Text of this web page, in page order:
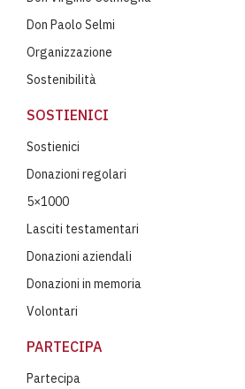
Don Paolo Selmi
Organizzazione
Sostenibilità
SOSTIENICI
Sostienici
Donazioni regolari
5×1000
Lasciti testamentari
Donazioni aziendali
Donazioni in memoria
Volontari
PARTECIPA
Partecipa